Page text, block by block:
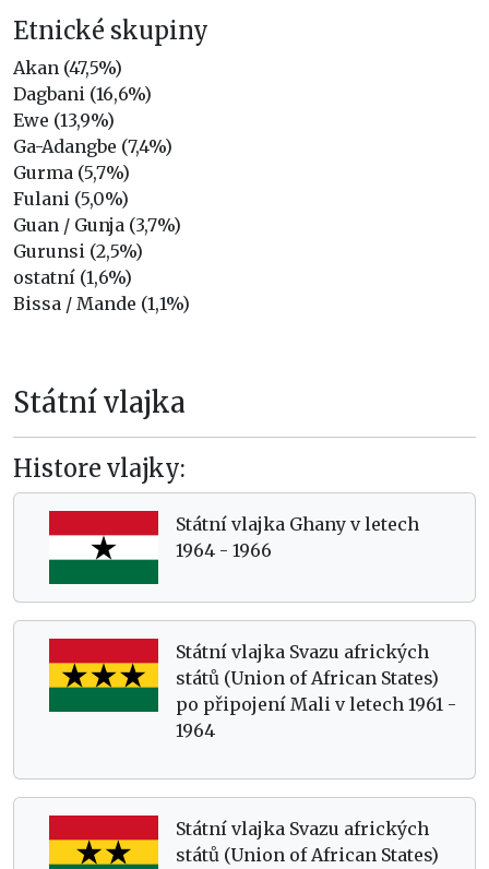
Etnické skupiny
Akan (47,5%)
Dagbani (16,6%)
Ewe (13,9%)
Ga-Adangbe (7,4%)
Gurma (5,7%)
Fulani (5,0%)
Guan / Gunja (3,7%)
Gurunsi (2,5%)
ostatní (1,6%)
Bissa / Mande (1,1%)
Státní vlajka
Histore vlajky:
Státní vlajka Ghany v letech
1964 - 1966
Státní vlajka Svazu afrických
států (Union of African States)
po připojení Mali v letech 1961 -
1964
Státní vlajka Svazu afrických
států (Union of African States)